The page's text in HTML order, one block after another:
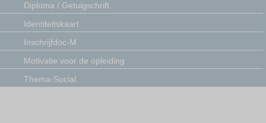
Diploma / Getuigschrift
Identiteitskaart
Inschrijfdoc-M
Motivatie voor de opleiding
Thema-Social